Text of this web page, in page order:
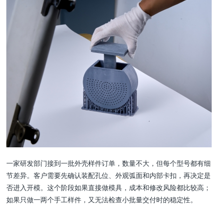
一家研发部门接到一批外壳样件订单，数量不大，但每个型号都有细
节差异。客户需要先确认装配孔位、外观弧面和内部卡扣，再决定是
否进入开模。这个阶段如果直接做模具，成本和修改风险都比较高；
如果只做一两个手工样件，又无法检查小批量交付时的稳定性。